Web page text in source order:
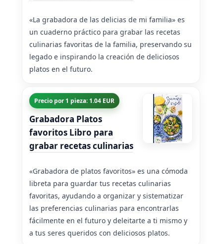
«La grabadora de las delicias de mi familia» es
un cuaderno práctico para grabar las recetas
culinarias favoritas de la familia, preservando su
legado e inspirando la creación de deliciosos
platos en el futuro.
Precio por 1 pieza: 1.04 EUR
Grabadora Platos
favoritos Libro para
grabar recetas culinarias
«Grabadora de platos favoritos» es una cómoda
libreta para guardar tus recetas culinarias
favoritas, ayudando a organizar y sistematizar
las preferencias culinarias para encontrarlas
fácilmente en el futuro y deleitarte a ti mismo y
a tus seres queridos con deliciosos platos.